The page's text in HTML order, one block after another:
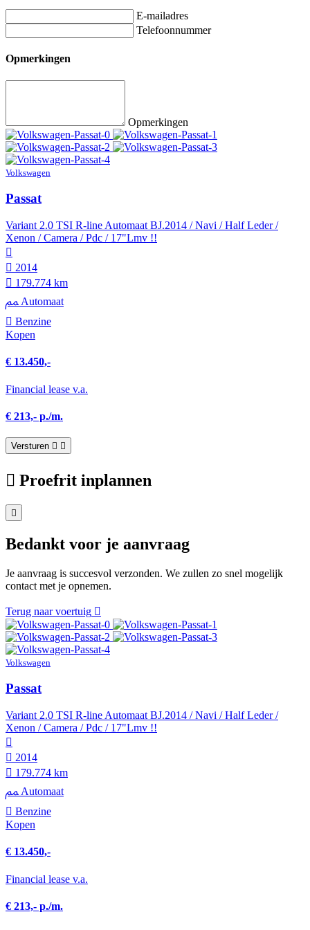
E-mailadres
Telefoonnummer
Opmerkingen
Opmerkingen
Volkswagen
Passat
Variant 2.0 TSI R-line Automaat BJ.2014 / Navi / Half Leder /
Xenon / Camera / Pdc / 17"Lmv !!
2014
179.774 km
Automaat
Benzine
Kopen
€ 13.450,-
Financial lease v.a.
€ 213,- p./m.
Versturen
Proefrit inplannen
Bedankt voor je aanvraag
Je aanvraag is succesvol verzonden. We zullen zo snel mogelijk
contact met je opnemen.
Terug naar voertuig
Volkswagen
Passat
Variant 2.0 TSI R-line Automaat BJ.2014 / Navi / Half Leder /
Xenon / Camera / Pdc / 17"Lmv !!
2014
179.774 km
Automaat
Benzine
Kopen
€ 13.450,-
Financial lease v.a.
€ 213,- p./m.